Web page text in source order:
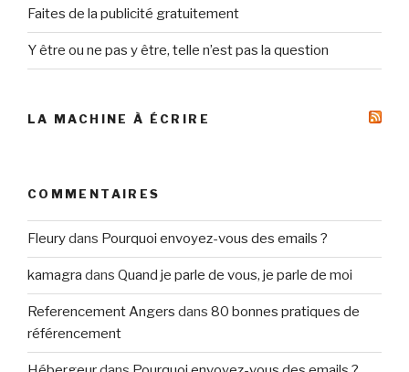
Faites de la publicité gratuitement
Y être ou ne pas y être, telle n’est pas la question
LA MACHINE À ÉCRIRE
COMMENTAIRES
Fleurydans Pourquoi envoyez-vous des emails ?
kamagra dans Quand je parle de vous, je parle de moi
Referencement Angers dans 80 bonnes pratiques de
référencement